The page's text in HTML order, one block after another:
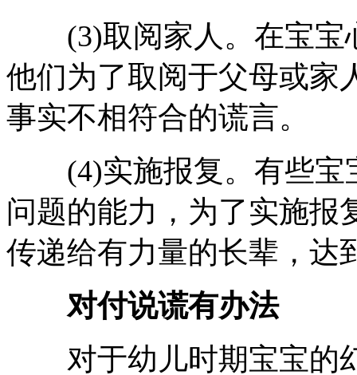
(3)取阅家人。在宝宝
他们为了取阅于父母或家
事实不相符合的谎言。
(4)实施报复。有些宝
问题的能力，为了实施报
传递给有力量的长辈，达
对付说谎有办法
对于幼儿时期宝宝的